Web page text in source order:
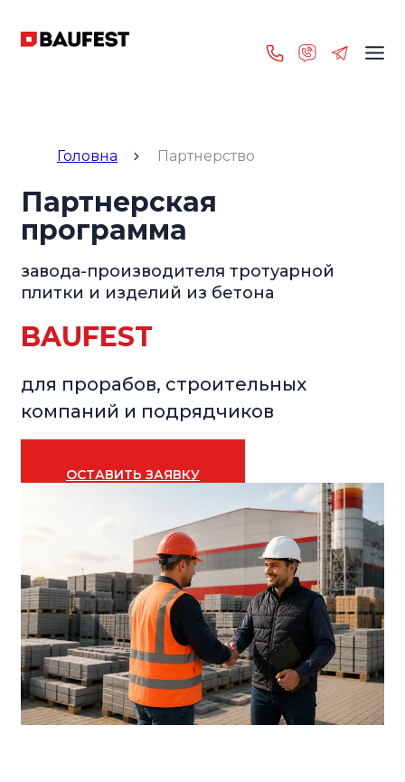
Головна Партнерство
Партнерская
программа
завода-производителя тротуарной
плитки и изделий из бетона
BAUFEST
для прорабов, строительных
компаний и подрядчиков
ОСТАВИТЬ ЗАЯВКУ